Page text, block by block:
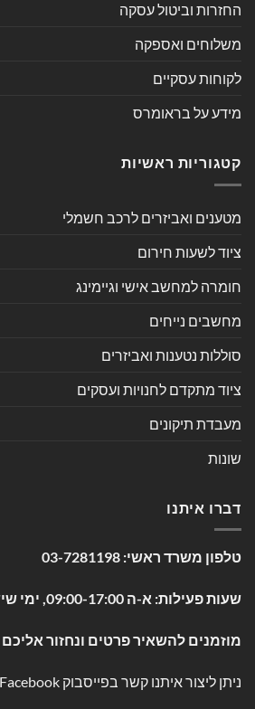
החזרות וביטול עסקה
משלוחים ואספקה
לקוחות עסקיים
מידע על בראומרס
קטגוריות ראשיות
מטענים ואביזרים לרכב חשמלי
ציוד לשעות חירום
חומרה למחשב אישי וגיימינג
מחשבים נייחים
סוללות נטענות ואביזרים
ציוד מתקדם לחנויות ועסקים
מעבדת תיקונים
שונות
דברו איתנו
טלפון משרד ראשי: 03-7281198
שעות פעילות: א-ה 09:00-17:00, ימי שישי 09:00-13:00
מוזמנים להשאיר פרטים ונחזור
ניתן ליצור איתנו קשר בפייסבוק Facebook